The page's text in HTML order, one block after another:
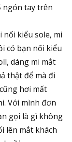
ngón tay trên
nối kiểu sole, mi
có bạn nối kiểu
dáng mi mắt
thật để mà đi
hơi mất
Với mình đơn
gọi là gì không
lên mắt khách